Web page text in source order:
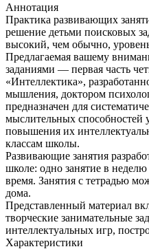
Аннотация
Практика развивающих
решение детьми поисковых
высокий, чем обычно,
Предлагаемая вашему
заданиями — первая часть
«Интеллектика»,
мышления, доктором
предназначен для
мыслительных способностей
повышения их
классам школы.
Развивающие занятия
школе: одно занятие в
время. Занятия с тетрадью
дома.
Представленный материал
творческие занимательные
интеллектуальных игр,
Характеристики